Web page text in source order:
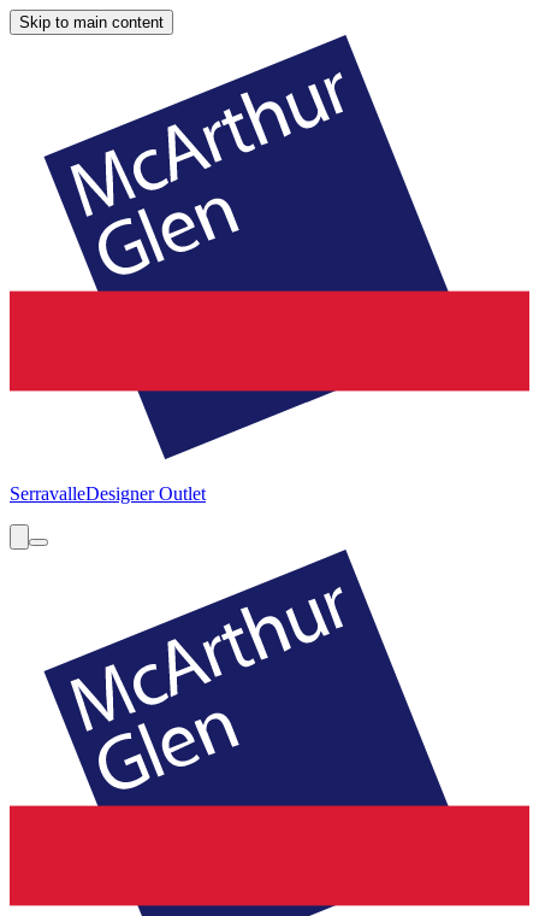
Skip to main content
SerravalleDesigner Outlet